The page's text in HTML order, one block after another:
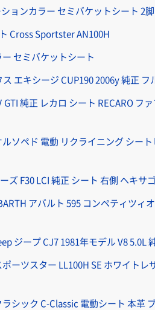
ョンカラー セミバケットシート 2
Cross Sportster AN100H
セミバケットシート
エキシージ CUP190 2006y 純正
純正 レカロ シート RECARO フ
ルソペド 電動 リクライニング シー
ズ F30 LCI 純正 シート 右側 ヘキサ
アバルト 595 コンペティツ
ジープ CJ7 1981年モデル V8 5.0L
ポーツスター LL100H SE ホワイト
ラシック C-Classic 電動シート 本革